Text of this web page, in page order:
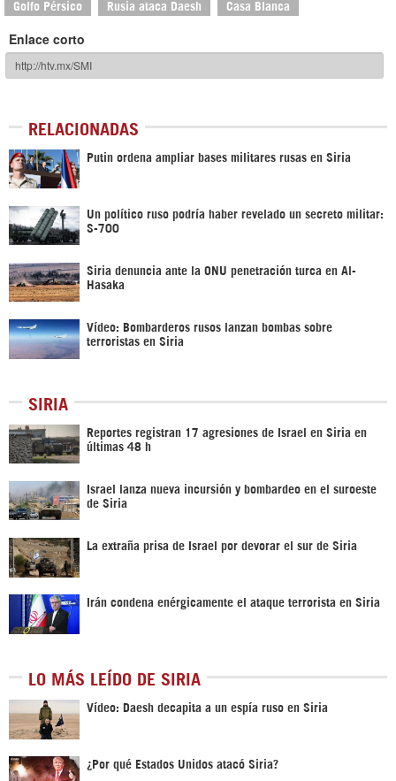
Golfo Pérsico Rusia ataca Daesh Casa Blanca
Enlace corto
RELACIONADAS
Putin ordena ampliar bases militares rusas en Siria
Un político ruso podría haber revelado un secreto militar:
S-700
Siria denuncia ante la ONU penetración turca en Al-
Hasaka
Vídeo: Bombarderos rusos lanzan bombas sobre
terroristas en Siria
SIRIA
Reportes registran 17 agresiones de Israel en Siria en
últimas 48 h
Israel lanza nueva incursión y bombardeo en el suroeste
de Siria
La extraña prisa de Israel por devorar el sur de Siria
Irán condena enérgicamente el ataque terrorista en Siria
LO MÁS LEÍDO DE SIRIA
Vídeo: Daesh decapita a un espía ruso en Siria
¿Por qué Estados Unidos atacó Siria?